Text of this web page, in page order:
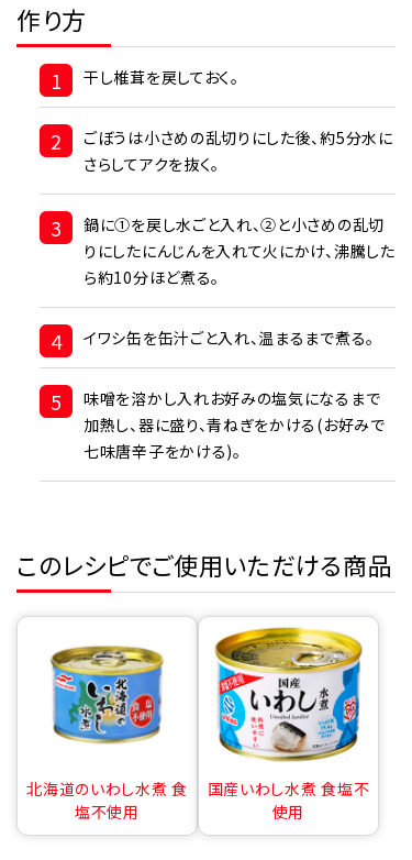
作り方
1 干し椎茸を戻しておく。
2
ごぼうは小さめの乱切りにした後、約5分水に
さらしてアクを抜く。
3
鍋に①を戻し水ごと入れ、②と小さめの乱切
りにしたにんじんを入れて火にかけ、沸騰した
ら約10分ほど煮る。
4 イワシ缶を缶汁ごと入れ、温まるまで煮る。
5
味噌を溶かし入れお好みの塩気になるまで
加熱し、器に盛り、青ねぎをかける(お好みで
七味唐辛子をかける)。
このレシピでご使用いただける商品
北海道のいわし水煮 食
塩不使用
国産いわし水煮 食塩不
使用